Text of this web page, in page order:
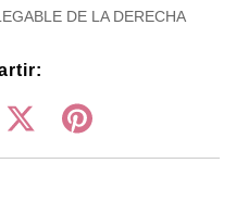
DE LA DERECHA